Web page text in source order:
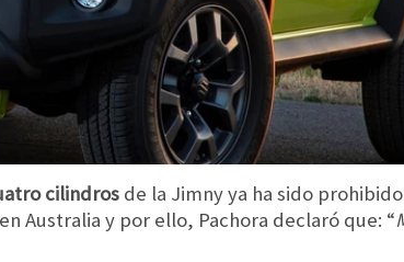
cilindros de la Jimny ya ha sido
Australia y por ello, Pachora declaró que: “